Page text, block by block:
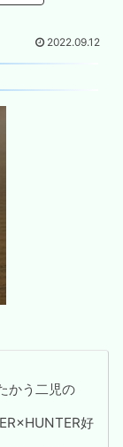
2022.09.12
かう二児の
好